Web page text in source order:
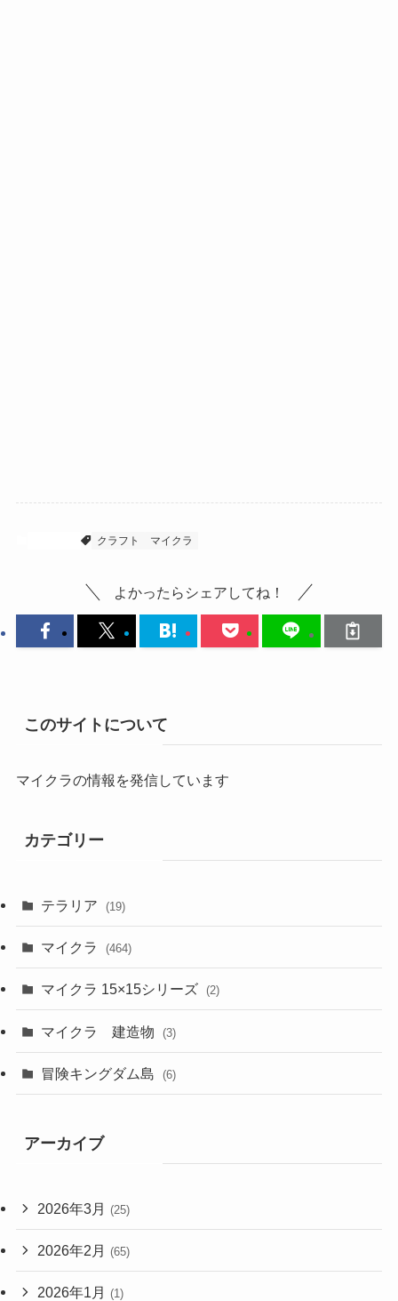
クラフト マイクラ
よかったらシェアしてね！
このサイトについて
マイクラの情報を発信しています
カテゴリー
テラリア (19)
マイクラ (464)
マイクラ 15×15シリーズ (2)
マイクラ 建造物 (3)
冒険キングダム島 (6)
アーカイブ
2026年3月 (25)
2026年2月 (65)
2026年1月 (1)